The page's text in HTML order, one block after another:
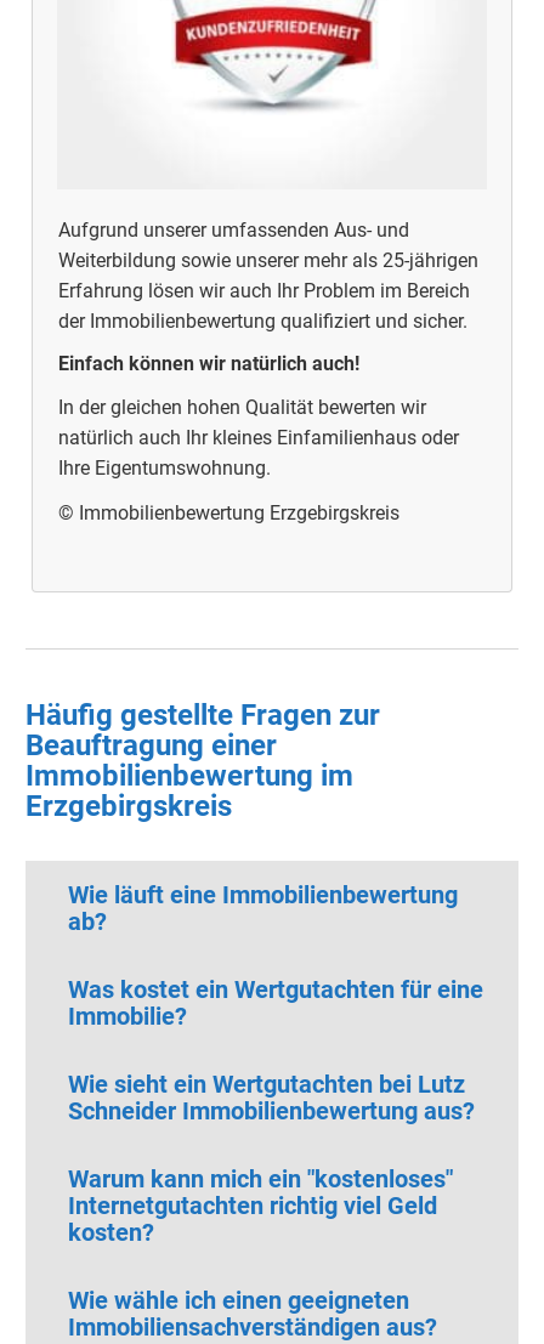
Aufgrund unserer umfassenden Aus- und
Weiterbildung sowie unserer mehr als 25-jährigen
Erfahrung lösen wir auch Ihr Problem im Bereich
der Immobilienbewertung qualifiziert und sicher.
Einfach können wir natürlich auch!
In der gleichen hohen Qualität bewerten wir
natürlich auch Ihr kleines Einfamilienhaus oder
Ihre Eigentumswohnung.
© Immobilienbewertung Erzgebirgskreis
Häufig gestellte Fragen zur
Beauftragung einer
Immobilienbewertung im
Erzgebirgskreis
Wie läuft eine Immobilienbewertung
ab?
Was kostet ein Wertgutachten für eine
Immobilie?
Wie sieht ein Wertgutachten bei Lutz
Schneider Immobilienbewertung aus?
Warum kann mich ein "kostenloses"
Internetgutachten richtig viel Geld
kosten?
Wie wähle ich einen geeigneten
Immobiliensachverständigen aus?